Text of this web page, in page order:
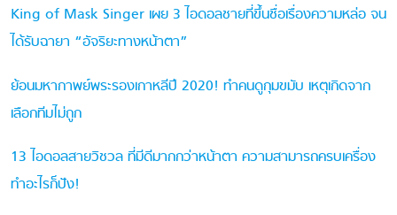
King of Mask Singer เผย 3 ไอดอลชายที่ขึ้นชื่อเรื่องความหล่อ จน
ได้รับฉายา “อัจริยะทางหน้าตา”
ย้อนมหากาพย์พระรองเกาหลีปี 2020! ทำคนดูกุมขมับ เหตุเกิดจาก
เลือกทีมไม่ถูก
13 ไอดอลสายวิชวล ที่มีดีมากกว่าหน้าตา ความสามารถครบเครื่อง
ทำอะไรก็ปัง!